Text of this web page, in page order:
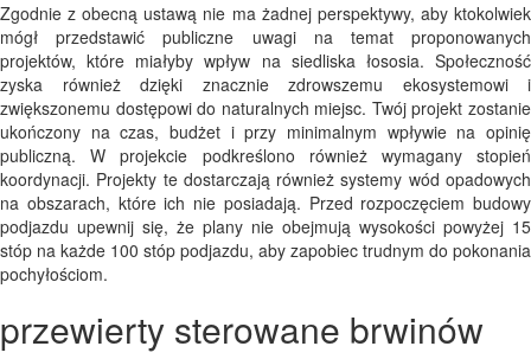
Zgodnie z obecną ustawą nie ma żadnej perspektywy, aby ktokolwiek
mógł przedstawić publiczne uwagi na temat proponowanych
projektów, które miałyby wpływ na siedliska łososia. Społeczność
zyska również dzięki znacznie zdrowszemu ekosystemowi i
zwiększonemu dostępowi do naturalnych miejsc. Twój projekt zostanie
ukończony na czas, budżet i przy minimalnym wpływie na opinię
publiczną. W projekcie podkreślono również wymagany stopień
koordynacji. Projekty te dostarczają również systemy wód opadowych
na obszarach, które ich nie posiadają. Przed rozpoczęciem budowy
podjazdu upewnij się, że plany nie obejmują wysokości powyżej 15
stóp na każde 100 stóp podjazdu, aby zapobiec trudnym do pokonania
pochyłościom.
przewierty sterowane brwinów